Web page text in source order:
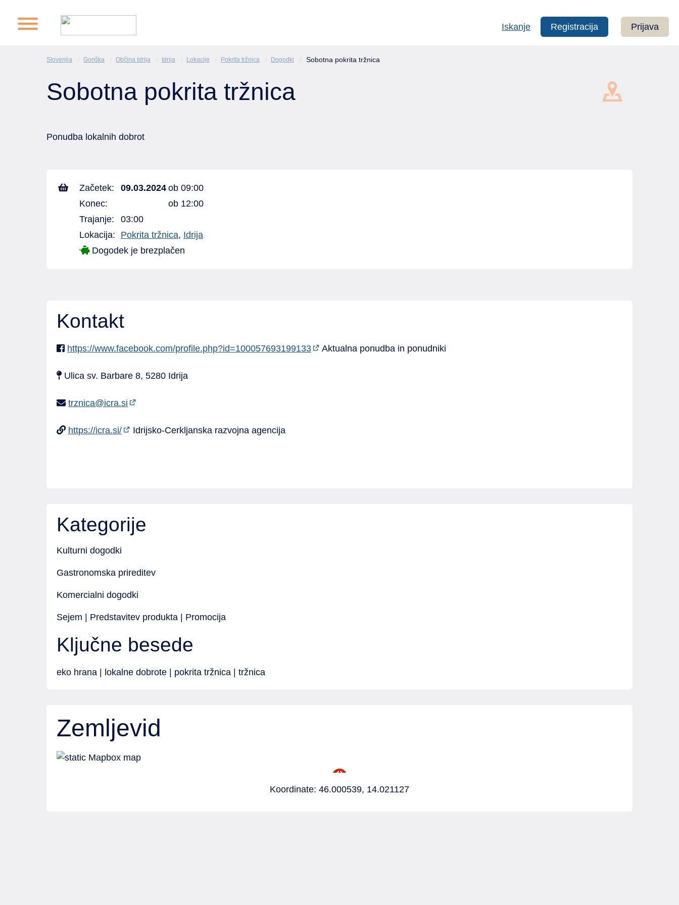
Registracija Prijava
Iskanje
Slovenija Goriška Občina Idrija Idrija Lokacije Pokrita tržnica Dogodki Sobotna pokrita tržnica
Sobotna pokrita tržnica
Ponudba lokalnih dobrot
Začetek: 09.03.2024 ob 09:00
Konec:
ob 12:00
Trajanje:
03:00
Lokacija:
Pokrita tržnica, Idrija
Dogodek je brezplačen
Kontakt
https://www.facebook.com/profile.php?id=100057693199133 Aktualna ponudba in ponudniki
Ulica sv. Barbare 8, 5280 Idrija
trznica@icra.si
https://icra.si/ Idrijsko-Cerkljanska razvojna agencija
Kategorije
Kulturni dogodki
Gastronomska prireditev
Komercialni dogodki
Sejem | Predstavitev produkta | Promocija
Ključne besede
eko hrana | lokalne dobrote | pokrita tržnica | tržnica
Zemljevid
Koordinate: 46.000539, 14.021127